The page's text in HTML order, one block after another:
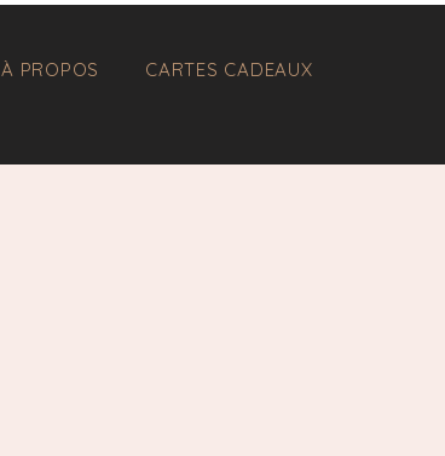
À PROPOS CARTES CADEAUX